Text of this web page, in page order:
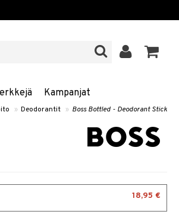
Kampanjat
» Deodorantit » Boss Bottled - Deodorant Stick
18,95 €